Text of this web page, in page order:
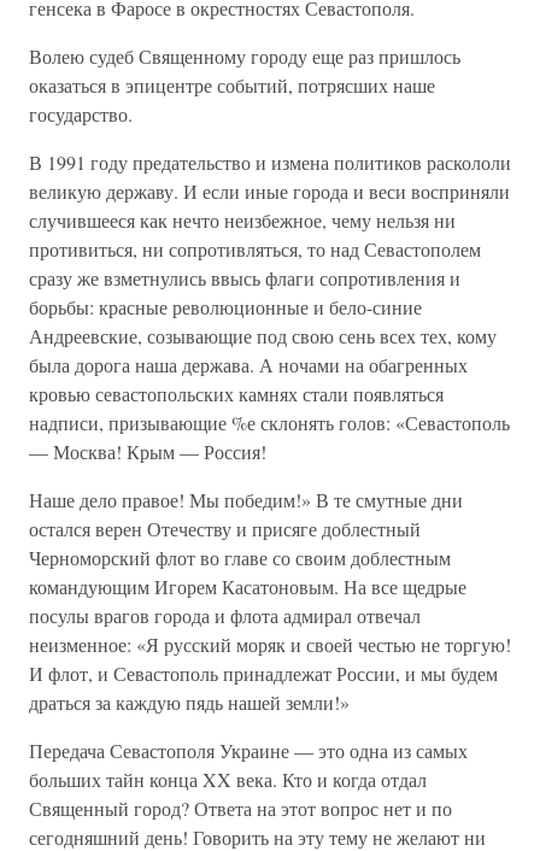
генсека в Фаросе в окрестностях Севастополя.
Волею судеб Священному городу еще раз пришлось
оказаться в эпицентре событий, потрясших наше
государство.
В 1991 году предательство и измена политиков раскололи
великую державу. И если иные города и веси восприняли
случившееся как нечто неизбежное, чему нельзя ни
противиться, ни сопротивляться, то над Севастополем
сразу же взметнулись ввысь флаги сопротивления и
борьбы: красные революционные и бело-синие
Андреевские, созывающие под свою сень всех тех, кому
была дорога наша держава. А ночами на обагренных
кровью севастопольских камнях стали появляться
надписи, призывающие %е склонять голов: «Севастополь
— Москва! Крым — Россия!
Наше дело правое! Мы победим!» В те смутные дни
остался верен Отечеству и присяге доблестный
Черноморский флот во главе со своим доблестным
командующим Игорем Касатоновым. На все щедрые
посулы врагов города и флота адмирал отвечал
неизменное: «Я русский моряк и своей честью не торгую!
И флот, и Севастополь принадлежат России, и мы будем
драться за каждую пядь нашей земли!»
Передача Севастополя Украине — это одна из самых
больших тайн конца XX века. Кто и когда отдал
Священный город? Ответа на этот вопрос нет и по
сегодняшний день! Говорить на эту тему не желают ни